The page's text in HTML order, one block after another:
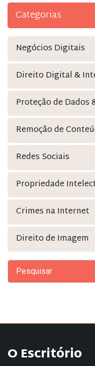
Categorias
Negócios Digitais
Direito Digital &
Proteção de Dados
Remoção de
Redes Sociais
Propriedade
Crimes na Internet
Direito de Imagem
O Escritório